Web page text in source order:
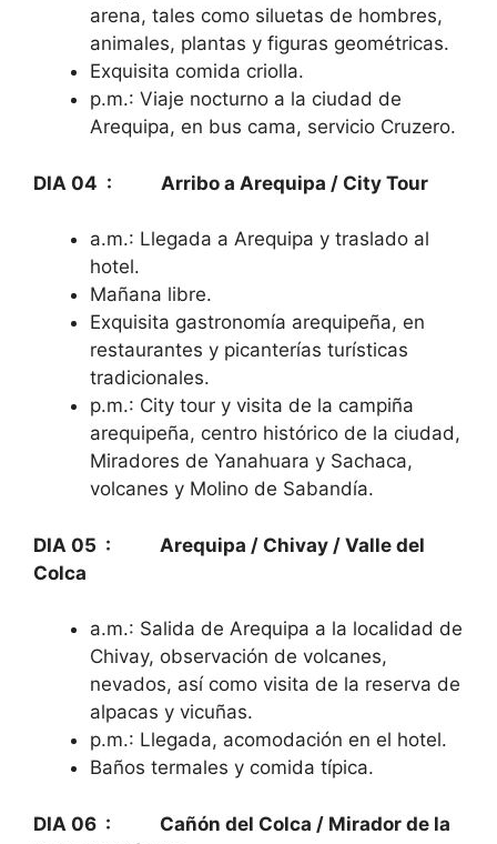
arena, tales como siluetas de hombres,
animales, plantas y figuras geométricas.
Exquisita comida criolla.
p.m.: Viaje nocturno a la ciudad de
Arequipa, en bus cama, servicio Cruzero.
DIA 04 : Arribo a Arequipa / City Tour
a.m.: Llegada a Arequipa y traslado al
hotel.
Mañana libre.
Exquisita gastronomía arequipeña, en
restaurantes y picanterías turísticas
tradicionales.
p.m.: City tour y visita de la campiña
arequipeña, centro histórico de la ciudad,
Miradores de Yanahuara y Sachaca,
volcanes y Molino de Sabandía.
DIA 05 : Arequipa / Chivay / Valle del
Colca
a.m.: Salida de Arequipa a la localidad de
Chivay, observación de volcanes,
nevados, así como visita de la reserva de
alpacas y vicuñas.
p.m.: Llegada, acomodación en el hotel.
Baños termales y comida típica.
DIA 06 : Cañón del Colca / Mirador de la